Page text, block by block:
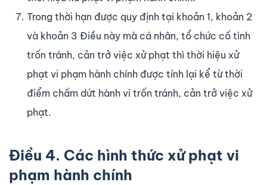
Trong thời hạn được quy định tại khoản 1, khoản 2
và khoản 3 Điều này mà cá nhân, tổ chức cố tình
trốn tránh, cản trở việc xử phạt thì thời hiệu xử
phạt vi phạm hành chính được tính lại kể từ thời
điểm chấm dứt hành vi trốn tránh, cản trở việc xử
phạt.
Điều 4. Các hình thức xử phạt vi
phạm hành chính